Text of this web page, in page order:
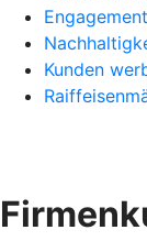
Engagement
Kunden